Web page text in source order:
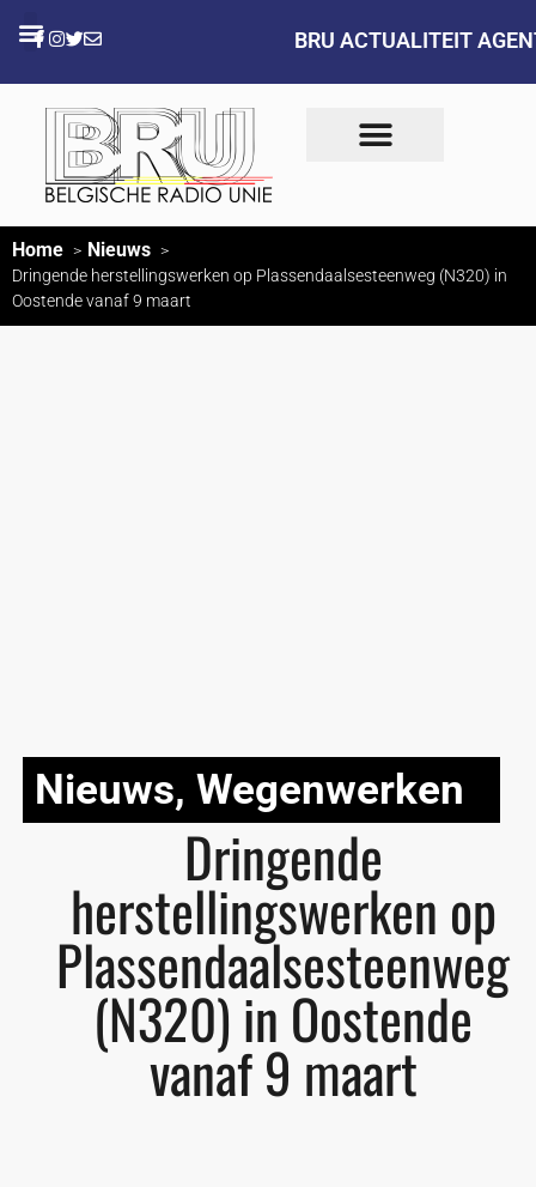
BRU ACTUALITEIT
Home Nieuws
Dringende herstellingswerken op Plassendaalsesteenweg (N320) in
Oostende vanaf 9 maart
Nieuws,Wegenwerken
Dringende
herstellingswerken op
Plassendaalsesteenweg
(N320) in Oostende
vanaf 9 maart